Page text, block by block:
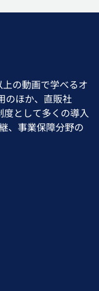
の動画で学べるオ
のほか、直販社
として多くの導入
、事業保障分野の